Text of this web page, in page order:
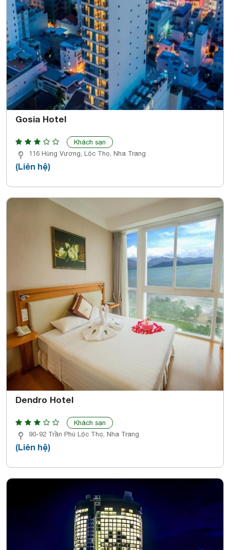
Gosia Hotel
Khách sạn
116 Hùng Vương, Lộc Thọ, Nha Trang
(Liên hệ)
Dendro Hotel
Khách sạn
90-92 Trần Phú Lộc Thọ, Nha Trang
(Liên hệ)